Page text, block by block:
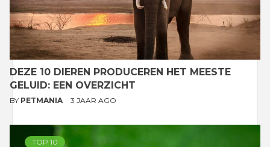
DEZE 10 DIEREN PRODUCEREN HET MEESTE
GELUID: EEN OVERZICHT
BY PETMANIA 3 JAAR AGO
TOP 10